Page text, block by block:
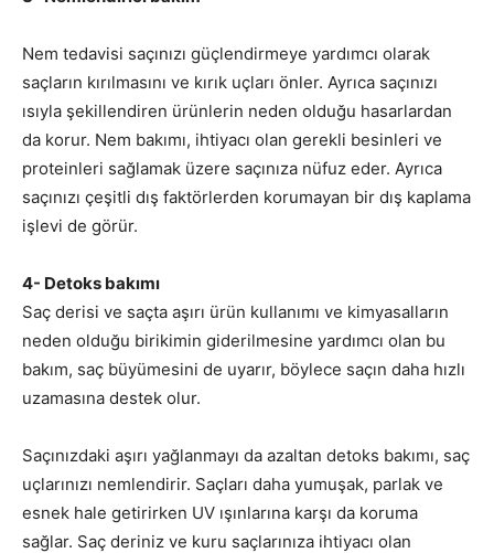
Nem tedavisi saçınızı güçlendirmeye yardımcı olarak
saçların kırılmasını ve kırık uçları önler. Ayrıca saçınızı
ısıyla şekillendiren ürünlerin neden olduğu hasarlardan
da korur. Nem bakımı, ihtiyacı olan gerekli besinleri ve
proteinleri sağlamak üzere saçınıza nüfuz eder. Ayrıca
saçınızı çeşitli dış faktörlerden korumayan bir dış kaplama
işlevi de görür.
4- Detoks bakımı
Saç derisi ve saçta aşırı ürün kullanımı ve kimyasalların
neden olduğu birikimin giderilmesine yardımcı olan bu
bakım, saç büyümesini de uyarır, böylece saçın daha hızlı
uzamasına destek olur.
Saçınızdaki aşırı yağlanmayı da azaltan detoks bakımı, saç
uçlarınızı nemlendirir. Saçları daha yumuşak, parlak ve
esnek hale getirirken UV ışınlarına karşı da koruma
sağlar. Saç deriniz ve kuru saçlarınıza ihtiyacı olan